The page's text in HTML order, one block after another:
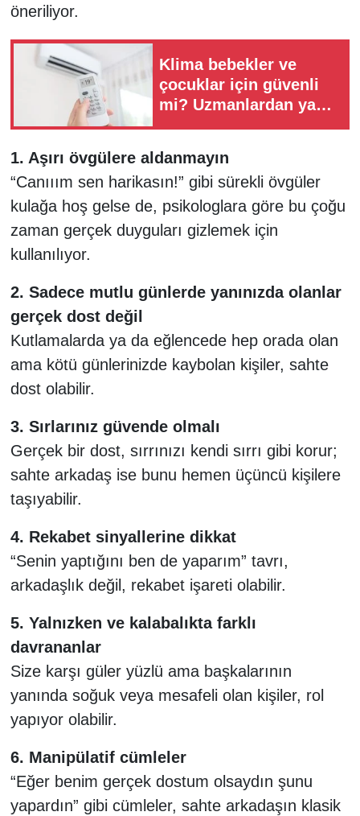
öneriliyor.
Klima bebekler ve
çocuklar için güvenli
mi? Uzmanlardan yaz
1. Aşırı övgülere aldanmayın
“Canııım sen harikasın!” gibi sürekli övgüler
kulağa hoş gelse de, psikologlara göre bu çoğu
zaman gerçek duyguları gizlemek için
kullanılıyor.
2. Sadece mutlu günlerde yanınızda olanlar
gerçek dost değil
Kutlamalarda ya da eğlencede hep orada olan
ama kötü günlerinizde kaybolan kişiler, sahte
dost olabilir.
3. Sırlarınız güvende olmalı
Gerçek bir dost, sırrınızı kendi sırrı gibi korur;
sahte arkadaş ise bunu hemen üçüncü kişilere
taşıyabilir.
4. Rekabet sinyallerine dikkat
“Senin yaptığını ben de yaparım” tavrı,
arkadaşlık değil, rekabet işareti olabilir.
5. Yalnızken ve kalabalıkta farklı
davrananlar
Size karşı güler yüzlü ama başkalarının
yanında soğuk veya mesafeli olan kişiler, rol
yapıyor olabilir.
6. Manipülatif cümleler
“Eğer benim gerçek dostum olsaydın şunu
yapardın” gibi cümleler, sahte arkadaşın klasik